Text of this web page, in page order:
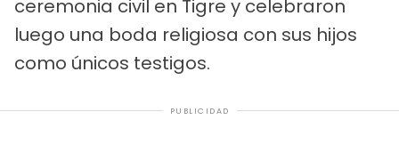
ceremonia civil en Tigre y celebraron
luego una boda religiosa con sus hijos
como únicos testigos.
PUBLICIDAD